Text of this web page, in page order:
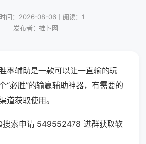
间：2026-08-06｜阅读：1
发布者：推卜网
率辅助是一款可以让一直输的玩
“必胜”的输赢辅助神器，有需要的
道获取使用。
搜索申请 549552478 进群获取软